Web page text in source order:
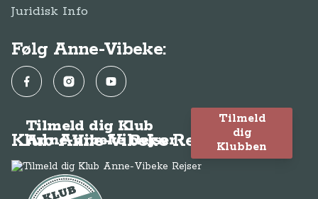
Juridisk Info
Følg Anne-Vibeke:
FacebookInstagramYouTube
Klub Anne-Vibeke Rejser
Tilmeld dig Klub
Anne-Vibeke Rejser
Tilmeld
dig
Klubben